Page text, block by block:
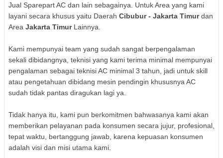
Jual Sparepart AC dan lain sebagainya. Untuk Area yang kami
layani secara khusus yaitu Daerah Cibubur - Jakarta Timurdan
Area Jakarta TimurLainnya.
Kami mempunyai team yang sudah sangat berpengalaman
sekali dibidangnya, teknisi yang kami terima minimal mempunyai
pengalaman sebagai teknisi AC minimal 3 tahun, jadi untuk skill
atau pengetahuan dibidang mesin pendingin khususnya AC
sudah tidak pantas diragukan lagi ya.
Tidak hanya itu, kami pun berkomitmen bahwasanya kami akan
memberikan pelayanan pada konsumen secara jujur, profesional,
tepat waktu, bertanggung jawab, karena kepuasan konsumen
adalah visi dan misi utama kami.